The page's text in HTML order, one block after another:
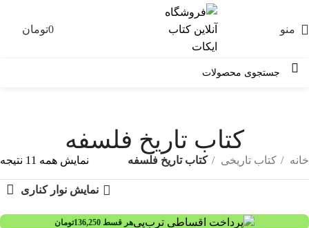
منو 0تومان
کتاب تاریخ فلسفه
خانه کتاب تاریخی کتاب تاریخ فلسفه نمایش همه 11 نتیجه
نمایش نوار کناری
هر قسط 136,250تومان